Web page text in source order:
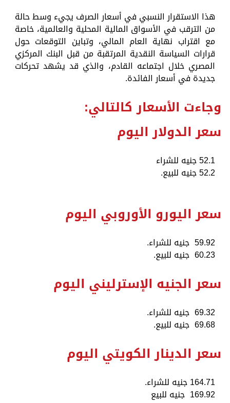
هذا الاستقرار النسبي في أسعار الصرف يجيء وسط حالة
من الترقب في الأسواق المالية المحلية والعالمية، خاصة
مع اقتراب نهاية العام المالي، وتباين التوقعات حول
قرارات السياسة النقدية المرتقبة من قبل البنك المركزي
المصري خلال اجتماعه القادم، والذي قد يشهد تحركات
جديدة في أسعار الفائدة.
وجاءت الأسعار كالتالي:
52.1 جنيه للشراء
52.2 جنيه للبيع.
سعر اليورو الأوروبي اليوم
59.92 جنيه للشراء.
60.23 جنيه للبيع.
سعر الجنيه الإسترليني اليوم
69.32 جنيه للشراء.
69.68 جنيه للبيع.
سعر الدينار الكويتي اليوم
164.71 جنيه للشراء.
169.92 جنيه للبيع